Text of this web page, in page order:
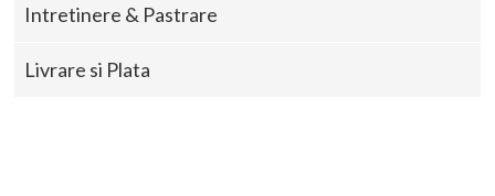
Intretinere & Pastrare
Livrare si Plata